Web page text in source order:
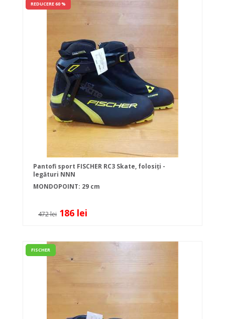
REDUCERE 60 %
Pantofi sport FISCHER RC3 Skate, folosiți -
legături NNN
MONDOPOINT: 29 cm
472 lei 186 lei
FISCHER